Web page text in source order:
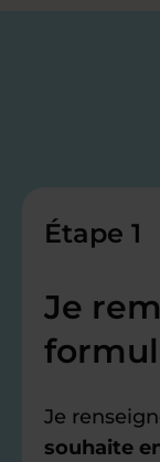
Étape 1
Je
Je
souhaite